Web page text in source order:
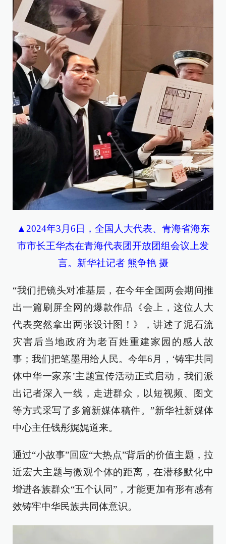
▲2024年3月6日，全国人大代表、青海省海东
市市长王华杰在青海代表团开放团组会议上发
言。新华社记者 熊争艳 摄
“我们把镜头对准基层，在今年全国两会期间推
出一篇刷屏全网的爆款作品《会上，这位人大
代表突然拿出两张设计图！》，讲述了泥石流
灾害后当地政府为老百姓重建家园的感人故
事；我们把笔墨用给人民。今年6月，‘铸牢共同
体中华一家亲’主题宣传活动正式启动，我们派
出记者深入一线，走进群众，以短视频、图文
等方式采写了多篇新媒体稿件。”新华社新媒体
中心主任钱彤娓娓道来。
通过“小故事”回应“大热点”背后的价值主题，拉
近宏大主题与微观个体的距离，在潜移默化中
增进各族群众“五个认同”，才能更加有形有感有
效铸牢中华民族共同体意识。